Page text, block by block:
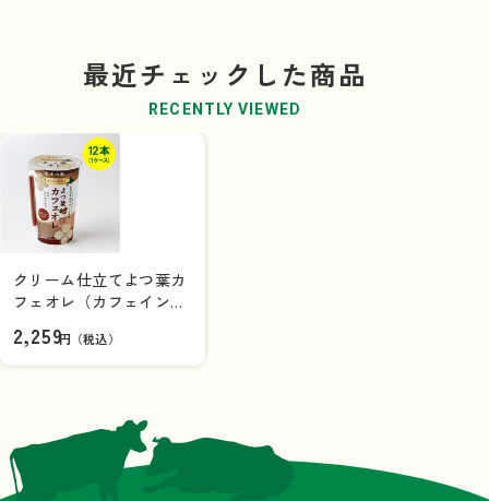
最近チェックした商品
RECENTLY VIEWED
クリーム仕立てよつ葉カ
フェオレ（カフェインレ
ケース）
2,259円（税込）